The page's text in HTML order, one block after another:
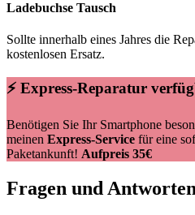
Ladebuchse Tausch
Sollte innerhalb eines Jahres die
kostenlosen Ersatz.
⚡ Express-Reparatur
Benötigen Sie Ihr Smartphone
meinen Express-Service für eine
Paketankunft! Aufpreis 35€
Fragen und